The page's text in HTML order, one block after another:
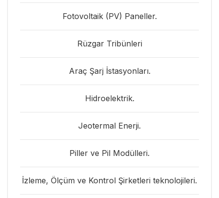
Fotovoltaik (PV) Paneller.
Rüzgar Tribünleri
Araç Şarj İstasyonları.
Hidroelektrik.
Jeotermal Enerji.
Piller ve Pil Modülleri.
İzleme, Ölçüm ve Kontrol Şirketleri teknolojileri.